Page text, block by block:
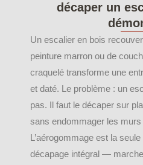
décaper un
Un escalier en bois
peinture marron ou de
craquelé transforme une
et daté. Le problème : un
pas. Il faut le décaper sur
sans endommager les murs
L’aérogommage est la
décapage intégral —